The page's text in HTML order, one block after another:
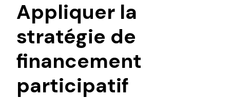
Appliquer la
stratégie de
financement
participatif